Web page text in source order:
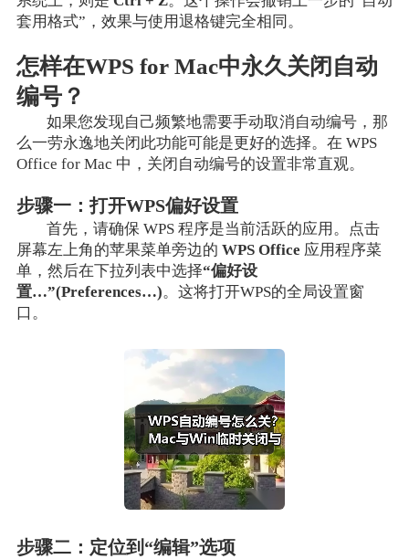
套用格式”，效果与使用退格键完全相同。
怎样在WPS for Mac中永久关闭自动
编号？
如果您发现自己频繁地需要手动取消自动编号，那
么一劳永逸地关闭此功能可能是更好的选择。在 WPS
Office for Mac 中，关闭自动编号的设置非常直观。
步骤一：打开WPS偏好设置
首先，请确保 WPS 程序是当前活跃的应用。点击
屏幕左上角的苹果菜单旁边的 WPS Office 应用程序菜
单，然后在下拉列表中选择“偏好设
置…”(Preferences…)。这将打开WPS的全局设置窗
口。
步骤二：定位到“编辑”选项